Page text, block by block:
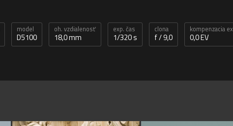
model
D5100
oh. vzdialenosť
18,0 mm
exp. čas
1/320 s
clona
f / 9,0
kompenzacia
0,0 EV